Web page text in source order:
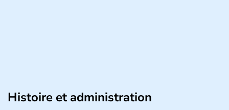
Histoire et administration